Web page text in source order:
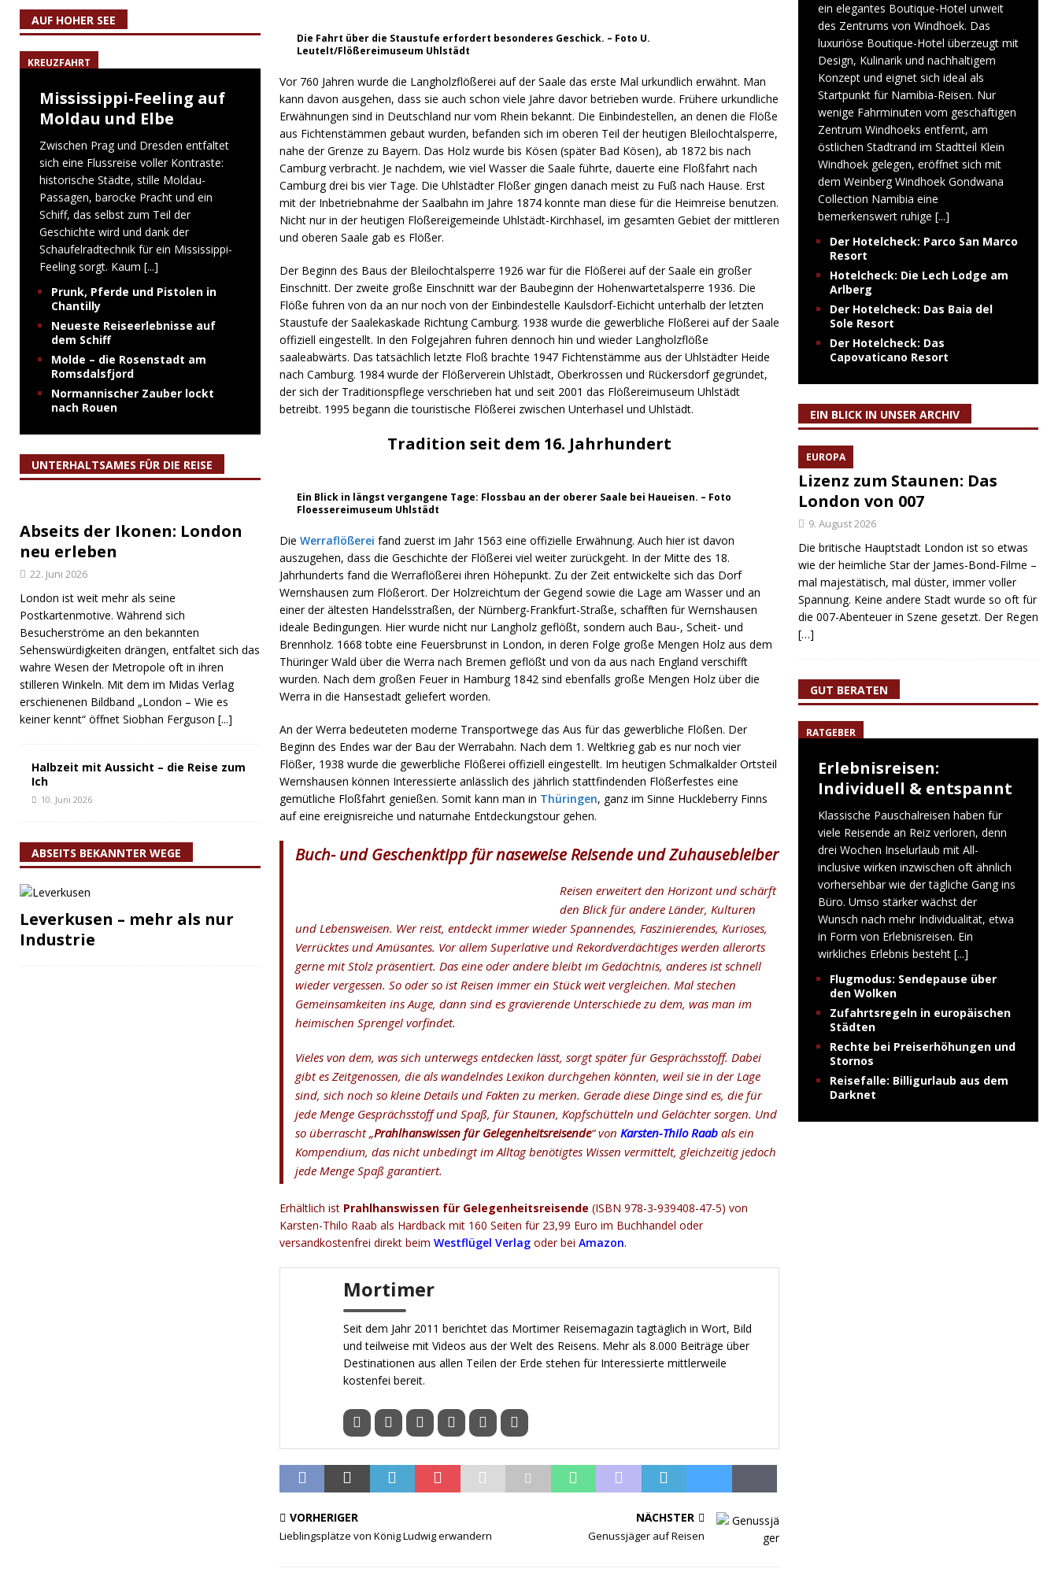
Die Fahrt über die Staustufe erfordert besonderes Geschick. – Foto U.
Leutelt/Flößereimuseum Uhlstädt
Vor 760 Jahren wurde die Langholzflößerei auf der Saale das erste Mal urkundlich erwähnt. Man
kann davon ausgehen, dass sie auch schon viele Jahre davor betrieben wurde. Frühere urkundliche
Erwähnungen sind in Deutschland nur vom Rhein bekannt. Die Einbindestellen, an denen die Flöße
aus Fichtenstämmen gebaut wurden, befanden sich im oberen Teil der heutigen Bleilochtalsperre,
nahe der Grenze zu Bayern. Das Holz wurde bis Kösen (später Bad Kösen), ab 1872 bis nach
Camburg verbracht. Je nachdem, wie viel Wasser die Saale führte, dauerte eine Floßfahrt nach
Camburg drei bis vier Tage. Die Uhlstädter Flößer gingen danach meist zu Fuß nach Hause. Erst
mit der Inbetriebnahme der Saalbahn im Jahre 1874 konnte man diese für die Heimreise benutzen.
Nicht nur in der heutigen Flößereigemeinde Uhlstädt-Kirchhasel, im gesamten Gebiet der mittleren
und oberen Saale gab es Flößer.
Der Beginn des Baus der Bleilochtalsperre 1926 war für die Flößerei auf der Saale ein großer
Einschnitt. Der zweite große Einschnitt war der Baubeginn der Hohenwartetalsperre 1936. Die
Flöße fuhren von da an nur noch von der Einbindestelle Kaulsdorf-Eichicht unterhalb der letzten
Staustufe der Saalekaskade Richtung Camburg. 1938 wurde die gewerbliche Flößerei auf der Saale
offiziell eingestellt. In den Folgejahren fuhren dennoch hin und wieder Langholzflöße
saaleabwärts. Das tatsächlich letzte Floß brachte 1947 Fichtenstämme aus der Uhlstädter Heide
nach Camburg. 1984 wurde der Flößerverein Uhlstädt, Oberkrossen und Rückersdorf gegründet,
der sich der Traditionspflege verschrieben hat und seit 2001 das Flößereimuseum Uhlstädt
betreibt. 1995 begann die touristische Flößerei zwischen Unterhasel und Uhlstädt.
Tradition seit dem 16. Jahrhundert
Ein Blick in längst vergangene Tage: Flossbau an der oberer Saale bei Haueisen. – Foto
Floessereimuseum Uhlstädt
Die Werraflößerei fand zuerst im Jahr 1563 eine offizielle Erwähnung. Auch hier ist davon
auszugehen, dass die Geschichte der Flößerei viel weiter zurückgeht. In der Mitte des 18.
Jahrhunderts fand die Werraflößerei ihren Höhepunkt. Zu der Zeit entwickelte sich das Dorf
Wernshausen zum Flößerort. Der Holzreichtum der Gegend sowie die Lage am Wasser und an
einer der ältesten Handelsstraßen, der Nürnberg-Frankfurt-Straße, schafften für Wernshausen
ideale Bedingungen. Hier wurde nicht nur Langholz geflößt, sondern auch Bau-, Scheit- und
Brennholz. 1668 tobte eine Feuersbrunst in London, in deren Folge große Mengen Holz aus dem
Thüringer Wald über die Werra nach Bremen geflößt und von da aus nach England verschifft
wurden. Nach dem großen Feuer in Hamburg 1842 sind ebenfalls große Mengen Holz über die
Werra in die Hansestadt geliefert worden.
An der Werra bedeuteten moderne Transportwege das Aus für das gewerbliche Flößen. Der
Beginn des Endes war der Bau der Werrabahn. Nach dem 1. Weltkrieg gab es nur noch vier
Flößer, 1938 wurde die gewerbliche Flößerei offiziell eingestellt. Im heutigen Schmalkalder Ortsteil
Wernshausen können Interessierte anlässlich des jährlich stattfindenden Flößerfestes eine
gemütliche Floßfahrt genießen. Somit kann man in Thüringen, ganz im Sinne Huckleberry Finns
auf eine ereignisreiche und naturnahe Entdeckungstour gehen.
Buch- und Geschenktipp für naseweise Reisende und Zuhausebleiber
Reisen erweitert den Horizont und schärft
den Blick für andere Länder, Kulturen
und Lebensweisen. Wer reist, entdeckt immer wieder Spannendes, Faszinierendes, Kurioses,
Verrücktes und Amüsantes. Vor allem Superlative und Rekordverdächtiges werden allerorts
gerne mit Stolz präsentiert. Das eine oder andere bleibt im Gedächtnis, anderes ist schnell
wieder vergessen. So oder so ist Reisen immer ein Stück weit vergleichen. Mal stechen
Gemeinsamkeiten ins Auge, dann sind es gravierende Unterschiede zu dem, was man im
heimischen Sprengel vorfindet.
Vieles von dem, was sich unterwegs entdecken lässt, sorgt später für Gesprächsstoff. Dabei
gibt es Zeitgenossen, die als wandelndes Lexikon durchgehen könnten, weil sie in der Lage
sind, sich noch so kleine Details und Fakten zu merken. Gerade diese Dinge sind es, die für
jede Menge Gesprächsstoff und Spaß, für Staunen, Kopfschütteln und Gelächter sorgen. Und
so überrascht „Prahlhanswissen für Gelegenheitsreisende“ von Karsten-Thilo Raabals ein
Kompendium, das nicht unbedingt im Alltag benötigtes Wissen vermittelt, gleichzeitig jedoch
jede Menge Spaß garantiert.
Erhältlich ist Prahlhanswissen für Gelegenheitsreisende (ISBN 978-3-939408-47-5) von
Karsten-Thilo Raab als Hardback mit 160 Seiten für 23,99 Euro im Buchhandel oder
versandkostenfrei direkt beim Westflügel Verlag oder bei Amazon.
Mortimer
Seit dem Jahr 2011 berichtet das Mortimer Reisemagazin tagtäglich in Wort, Bild
und teilweise mit Videos aus der Welt des Reisens. Mehr als 8.000 Beiträge über
Destinationen aus allen Teilen der Erde stehen für Interessierte mittlerweile
kostenfei bereit.
VORHERIGER
Lieblingsplätze von König Ludwig erwandern
NÄCHSTER
Genussjäger auf Reisen
AUF HOHER SEE
KREUZFAHRT
Mississippi-Feeling auf
Moldau und Elbe
Zwischen Prag und Dresden entfaltet
sich eine Flussreise voller Kontraste:
historische Städte, stille Moldau-
Passagen, barocke Pracht und ein
Schiff, das selbst zum Teil der
Geschichte wird und dank der
Schaufelradtechnik für ein Mississippi-
Feeling sorgt. Kaum [...]
Prunk, Pferde und Pistolen in
Chantilly
Neueste Reiseerlebnisse auf
dem Schiff
Molde – die Rosenstadt am
Romsdalsfjord
Normannischer Zauber lockt
nach Rouen
UNTERHALTSAMES FÜR DIE REISE
Abseits der Ikonen: London
neu erleben
22. Juni 2026
London ist weit mehr als seine
Postkartenmotive. Während sich
Besucherströme an den bekannten
Sehenswürdigkeiten drängen, entfaltet sich das
wahre Wesen der Metropole oft in ihren
stilleren Winkeln. Mit dem im Midas Verlag
erschienenen Bildband „London – Wie es
keiner kennt“ öffnet Siobhan Ferguson [...]
Halbzeit mit Aussicht – die Reise zum
Ich
10. Juni 2026
ABSEITS BEKANNTER WEGE
Leverkusen – mehr als nur
Industrie
ein elegantes Boutique-Hotel unweit
des Zentrums von Windhoek. Das
luxuriöse Boutique-Hotel überzeugt mit
Design, Kulinarik und nachhaltigem
Konzept und eignet sich ideal als
Startpunkt für Namibia-Reisen. Nur
wenige Fahrminuten vom geschäftigen
Zentrum Windhoeks entfernt, am
östlichen Stadtrand im Stadtteil Klein
Windhoek gelegen, eröffnet sich mit
dem Weinberg Windhoek Gondwana
Collection Namibia eine
bemerkenswert ruhige [...]
Der Hotelcheck: Parco San Marco
Resort
Hotelcheck: Die Lech Lodge am
Arlberg
Der Hotelcheck: Das Baia del
Sole Resort
Der Hotelcheck: Das
Capovaticano Resort
EIN BLICK IN UNSER ARCHIV
EUROPA
Lizenz zum Staunen: Das
London von 007
9. August 2026
Die britische Hauptstadt London ist so etwas
wie der heimliche Star der James‑Bond‑Filme –
mal majestätisch, mal düster, immer voller
Spannung. Keine andere Stadt wurde so oft für
die 007-Abenteuer in Szene gesetzt. Der Regen
[…]
GUT BERATEN
RATGEBER
Erlebnisreisen:
Individuell & entspannt
Klassische Pauschalreisen haben für
viele Reisende an Reiz verloren, denn
drei Wochen Inselurlaub mit All-
inclusive wirken inzwischen oft ähnlich
vorhersehbar wie der tägliche Gang ins
Büro. Umso stärker wächst der
Wunsch nach mehr Individualität, etwa
in Form von Erlebnisreisen. Ein
wirkliches Erlebnis besteht [...]
Flugmodus: Sendepause über
den Wolken
Zufahrtsregeln in europäischen
Städten
Rechte bei Preiserhöhungen und
Stornos
Reisefalle: Billigurlaub aus dem
Darknet